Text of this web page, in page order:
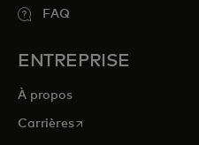
FAQ
ENTREPRISE
À propos
Carrièress’ouvre dans un